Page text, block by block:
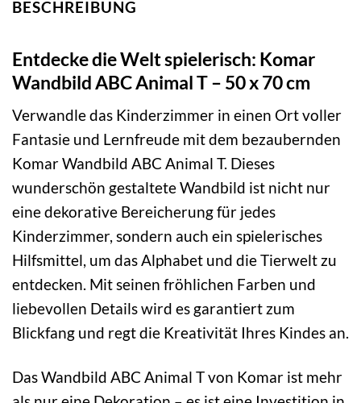
BESCHREIBUNG
Entdecke die Welt spielerisch: Komar
Wandbild ABC Animal T – 50 x 70 cm
Verwandle das Kinderzimmer in einen Ort voller
Fantasie und Lernfreude mit dem bezaubernden
Komar Wandbild ABC Animal T. Dieses
wunderschön gestaltete Wandbild ist nicht nur
eine dekorative Bereicherung für jedes
Kinderzimmer, sondern auch ein spielerisches
Hilfsmittel, um das Alphabet und die Tierwelt zu
entdecken. Mit seinen fröhlichen Farben und
liebevollen Details wird es garantiert zum
Blickfang und regt die Kreativität Ihres Kindes an.
Das Wandbild ABC Animal T von Komar ist mehr